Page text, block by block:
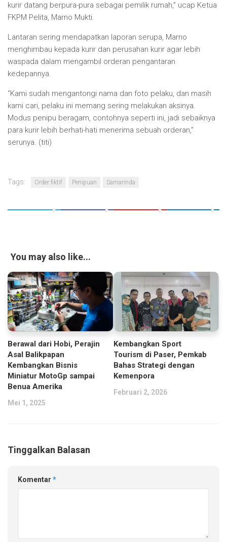
kurir datang berpura-pura sebagai pemilik rumah,” ucap Ketua
FKPM Pelita, Marno Mukti.
Lantaran sering mendapatkan laporan serupa, Marno
menghimbau kepada kurir dan perusahan kurir agar lebih
waspada dalam mengambil orderan pengantaran
kedepannya.
“Kami sudah mengantongi nama dan foto pelaku, dan masih
kami cari, pelaku ini memang sering melakukan aksinya.
Modus penipu beragam, contohnya seperti ini, jadi sebaiknya
para kurir lebih berhati-hati menerima sebuah orderan,”
serunya. (titi)
Tags: Order fiktif Penipuan Samarinda
You may also like...
Berawal dari Hobi, Perajin
Asal Balikpapan
Kembangkan Bisnis
Miniatur MotoGp sampai
Benua Amerika
Mei 1, 2025
Kembangkan Sport
Tourism di Paser, Pemkab
Bahas Strategi dengan
Kemenpora
Februari 2, 2026
Tinggalkan Balasan
Komentar *